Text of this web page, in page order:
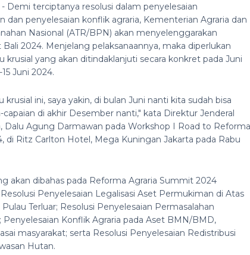
Demi terciptanya resolusi dalam penyelesaian
dan penyelesaian konflik agraria, Kementerian Agraria dan
Nasional (ATR/BPN) akan menyelenggarakan
2024. Menjelang pelaksanaannya, maka diperlukan
krusial yang akan ditindaklanjuti secara konkret pada Juni
Juni 2024.
ini, saya yakin, di bulan Juni nanti kita sudah bisa
di akhir Desember nanti," kata Direktur Jenderal
Dalu Agung Darmawan pada Workshop I Road to Reforma
di Ritz Carlton Hotel, Mega Kuningan Jakarta pada Rabu
akan dibahas pada Reforma Agraria Summit 2024
Penyelesaian Legalisasi Aset Permukiman di Atas
Terluar; Resolusi Penyelesaian Permasalahan
Penyelesaian Konflik Agraria pada Aset BMN/BMD,
masyarakat; serta Resolusi Penyelesaian Redistribusi
Hutan.